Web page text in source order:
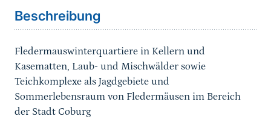
Beschreibung
Fledermauswinterquartiere in Kellern und
Kasematten, Laub- und Mischwälder sowie
Teichkomplexe als Jagdgebiete und
Sommerlebensraum von Fledermäusen im Bereich
der Stadt Coburg